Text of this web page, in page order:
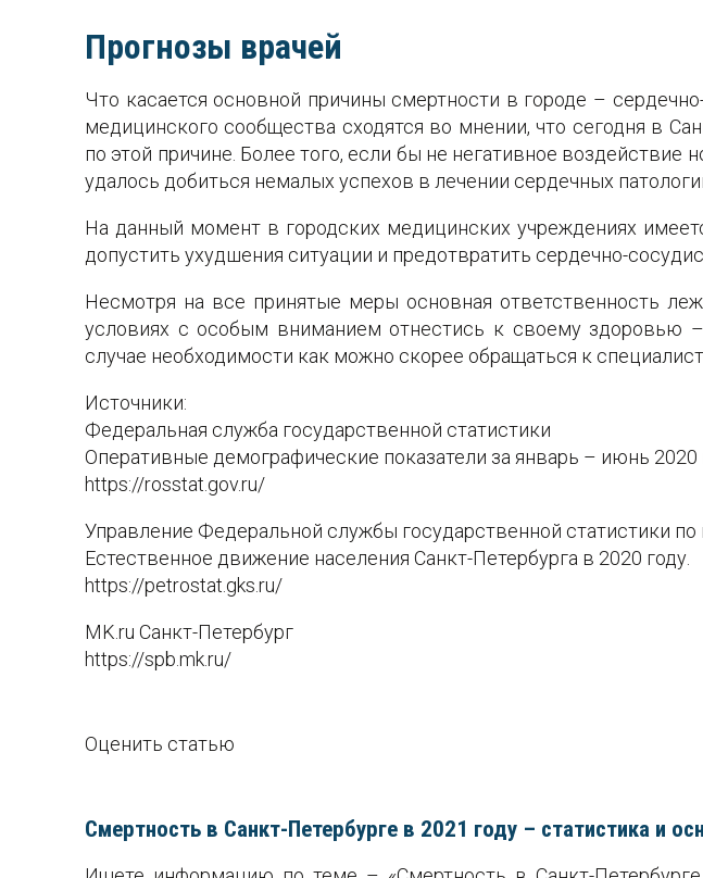
Прогнозы врачей
Что касается основной причины смертности в городе –
медицинского сообщества сходятся во мнении, что сегодня в
по этой причине. Более того, если бы не негативное
удалось добиться немалых успехов в лечении сердечных
На данный момент в городских медицинских учреждениях
допустить ухудшения ситуации и предотвратить сердечно-
Несмотря на все принятые меры основная ответственность
условиях с особым вниманием отнестись к своему здоровью
случае необходимости как можно скорее обращаться к
Источники:
Федеральная служба государственной статистики
Оперативные демографические показатели за январь – июнь 2020
https://rosstat.gov.ru/
Управление Федеральной службы государственной статистики
Естественное движение населения Санкт-Петербурга в 2020 году.
https://petrostat.gks.ru/
MK.ru Санкт-Петербург
https://spb.mk.ru/
Оценить статью
Смертность в Санкт-Петербурге в 2021 году – статистика и